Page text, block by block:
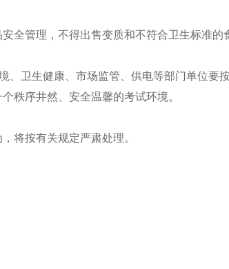
全管理，不得出售变质和不符合卫生标准的
、卫生健康、市场监管、供电等部门单位要
秩序井然、安全温馨的考试环境。
将按有关规定严肃处理。